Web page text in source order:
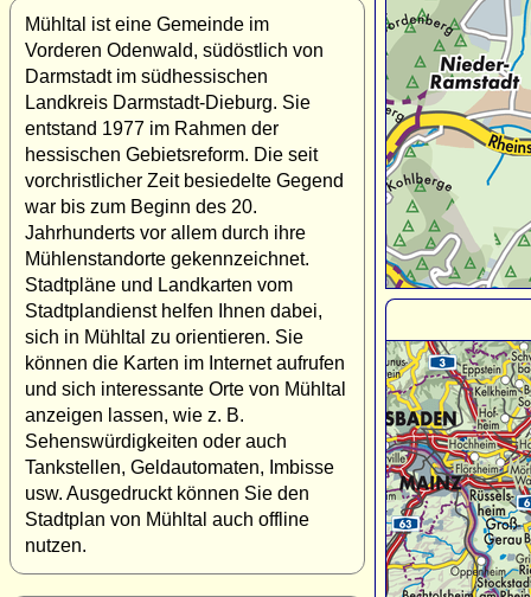
Mühltal ist eine Gemeinde im
Vorderen Odenwald, südöstlich von
Darmstadt im südhessischen
Landkreis Darmstadt-Dieburg. Sie
entstand 1977 im Rahmen der
hessischen Gebietsreform. Die seit
vorchristlicher Zeit besiedelte Gegend
war bis zum Beginn des 20.
Jahrhunderts vor allem durch ihre
Mühlenstandorte gekennzeichnet.
Stadtpläne und Landkarten vom
Stadtplandienst helfen Ihnen dabei,
sich in Mühltal zu orientieren. Sie
können die Karten im Internet aufrufen
und sich interessante Orte von Mühltal
anzeigen lassen, wie z. B.
Sehenswürdigkeiten oder auch
Tankstellen, Geldautomaten, Imbisse
usw. Ausgedruckt können Sie den
Stadtplan von Mühltal auch offline
nutzen.